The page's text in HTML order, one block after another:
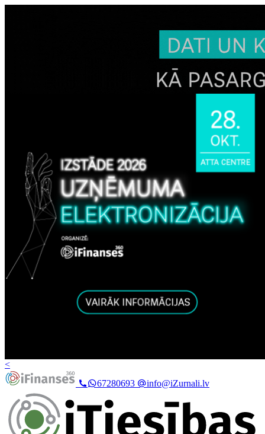
<
67280693
info@iZurnali.lv